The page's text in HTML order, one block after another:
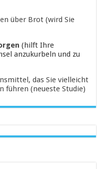
über Brot (wird Sie
(hilft Ihre
anzukurbeln und zu
das Sie vielleicht
führen (neueste Studie)